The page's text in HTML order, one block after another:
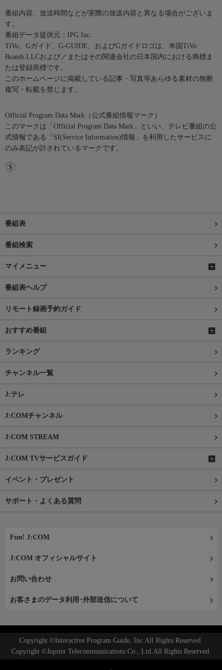
番組内容、放送時間などが実際の放送内容と異なる場合がございま
す。
番組データ提供元：IPG Inc.
TiVo、Gガイド、G-GUIDE、およびGガイドロゴは、米国TiVo
Brands LLCおよび／またはその関連会社の日本国内における商標ま
たは登録商標です。
このホームページに掲載している記事・写真等あらゆる素材の無断
複写・転載を禁じます。
Official Program Data Mark（公式番組情報マーク）
このマークは「Official Program Data Mark」といい、テレビ番組の公
式情報である「SI(Service Information)情報」を利用したサービスに
のみ表記が許されているマークです。
番組表
番組検索
マイメニュー
番組表ヘルプ
リモート録画予約ガイド
おすすめ番組
ランキング
チャンネル一覧
J:テレ
J:COMチャンネル
J:COM STREAM
J:COM TVサービスガイド
イベント・プレゼント
サポート・よくある質問
Fun! J:COM
J:COM オフィシャルサイト
お問い合わせ
お客さまのデータ利用･外部送信について
Copyright ©Interactive Program Guide, Inc.All Rights Reserved.
Copyright ©Jupiter Telecommunications Co., Ltd.All Rights Reserved.